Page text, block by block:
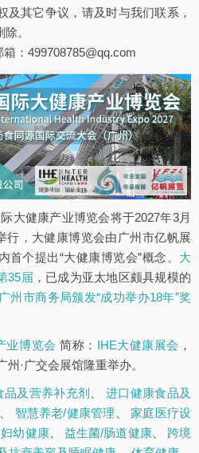
及其它争议，请及时与我们联系，
。
：499708785@qq.com
大健康产业博览会将于2027年3月
行，大健康博览会由广州市亿帆展
个提出“大健康博览会”概念。 大
35届 ，已成为亚太地区颇具规模的
州市商务局颁发“成功举办18年”奖
业博览会 简称： IHE大健康展会 ，
·广交会展馆隆重举办。
品及营养补充剂 、进口健康食品及
智慧养老/健康管理 、家庭医疗设
妇幼健康、 益生菌/肠道健康、 跨境